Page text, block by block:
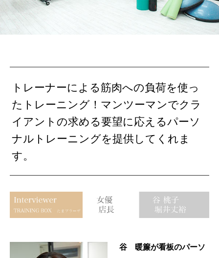
トレーナーによる筋肉への負荷を使っ
たトレーニング！マンツーマンでクラ
イアントの求める要望に応えるパーソ
ナルトレーニングを提供してくれま
す。
谷 暖簾が看板のパーソ